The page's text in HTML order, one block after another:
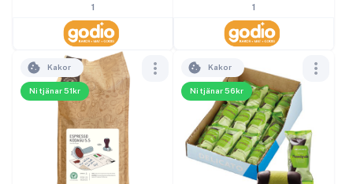
1 1
Ni tjänar 51kr
Kakor
Ni tjänar 56kr
Kakor